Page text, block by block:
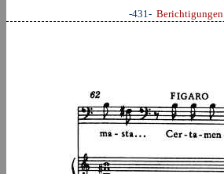
-431- Berichtigungen